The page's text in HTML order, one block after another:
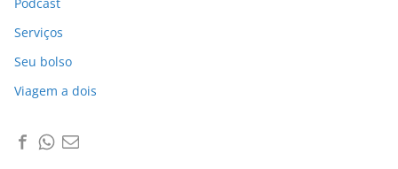
Podcast
Serviços
Seu bolso
Viagem a dois